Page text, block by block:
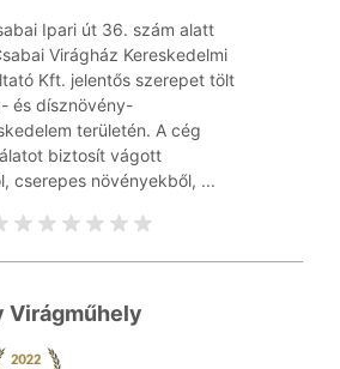
Ipari út 36. szám alatt
Virágház Kereskedelmi
Kft. jelentős szerepet tölt
és dísznövény-
területén. A cég
biztosít vágott
cserepes növényekből, ...
Virágműhely